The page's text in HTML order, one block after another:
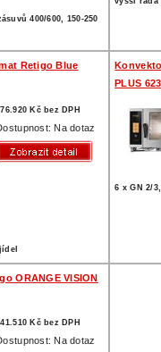
400/600, 150-250
Retigo Blue
Kč bez DPH
Na dotaz
PLUS 623
6 x GN 2/
ORANGE VISION
Kč bez DPH
Na dotaz